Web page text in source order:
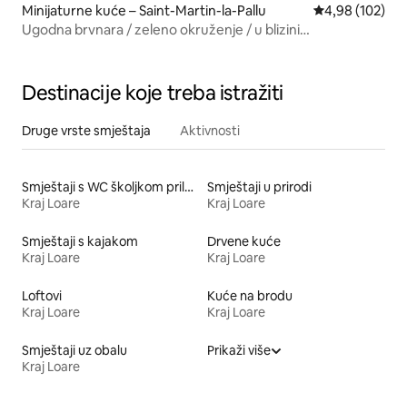
Minijaturne kuće – Saint-Martin-la-Pallu Prosječna
4,98 (102)
Ugodna brvnara / zeleno okruženje / u blizini
Destinacije koje treba istražiti
Druge vrste smještaja Aktivnosti
Smještaji s WC školjkom prilagođene visine
Kraj Loare
Smještaji u prirodi
Kraj Loare
Smještaji s kajakom
Kraj Loare
Drvene kuće
Kraj Loare
Loftovi
Kraj Loare
Kuće na brodu
Kraj Loare
Smještaji uz obalu
Kraj Loare
Prikaži više